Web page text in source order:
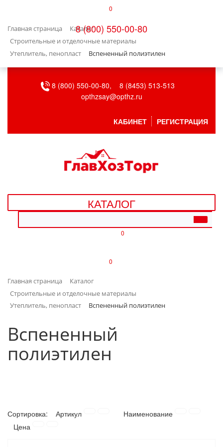
0
8 (800) 550-00-80
Главная страница
Каталог
Строительные и отделочные материалы
Утеплитель, пенопласт
Вспененный полиэтилен
БЫТОВАЯ ТЕХНИКА
ВЕНТИЛЯЦИЯ
ДАЧА, САД И ОГОРОД
ДЕТСКИЕ ТОВАРЫ
ИНТЕРЬЕР
КЛИМАТИЧЕСКАЯ ТЕХНИКА
КРЕПЕЖ И СКОБЯНЫЕ ИЗДЕЛИЯ
НАСОСНОЕ ОБОРУДОВАНИЕ
8 (800) 550-00-80,
8 (8453) 513-513
opthzsay@opthz.ru
КАБИНЕТ РЕГИСТРАЦИЯ
КАТАЛОГ
0
0
Главная страница
Каталог
Строительные и отделочные материалы
Утеплитель, пенопласт
Вспененный полиэтилен
Вспененный
полиэтилен
Сортировка: Артикул
Наименование
Цена